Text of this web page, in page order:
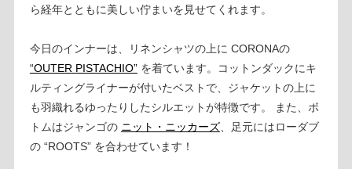
ら経年とともに美しい佇まいを見せてくれます。
今日のインナーは、リネンシャツの上に CORONAの
“OUTER PISTACHIO”を着ています。コットンダックにキ
ルティングライナーが付いたベストで、ジャケットの上に
も羽織れるゆったりしたシルエットが特徴です。 また、ボ
トムはジャンゴの ニット・ニッカーズ、足元にはローダブ
の “ROOTS” を合わせています！